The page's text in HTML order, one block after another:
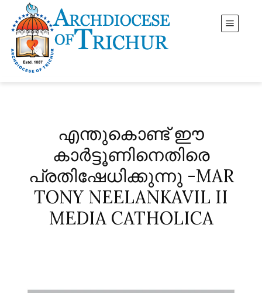
എന്തുകൊണ്ട് ഈ
കാർട്ടൂണിനെതിരെ
പ്രതിഷേധിക്കുന്നു -MAR
TONY NEELANKAVIL II
MEDIA CATHOLICA